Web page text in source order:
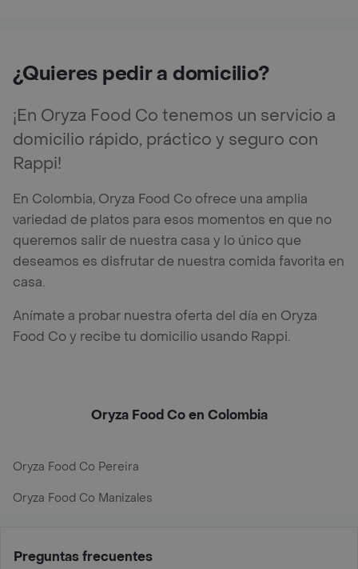
¿Quieres pedir a domicilio?
¡En Oryza Food Co tenemos un servicio a
domicilio rápido, práctico y seguro con
Rappi!
En Colombia, Oryza Food Co ofrece una amplia
variedad de platos para esos momentos en que no
queremos salir de nuestra casa y lo único que
deseamos es disfrutar de nuestra comida favorita en
casa.
Anímate a probar nuestra oferta del día en Oryza
Food Co y recibe tu domicilio usando Rappi.
Oryza Food Co en Colombia
Oryza Food Co Pereira
Oryza Food Co Manizales
Preguntas frecuentes